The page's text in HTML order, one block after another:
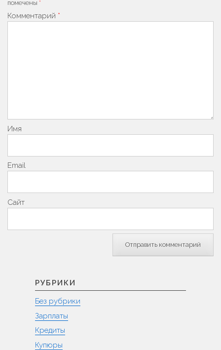
помечены *
Комментарий *
Имя
Email
Сайт
РУБРИКИ
Без рубрики
Зарплаты
Кредиты
Купюры